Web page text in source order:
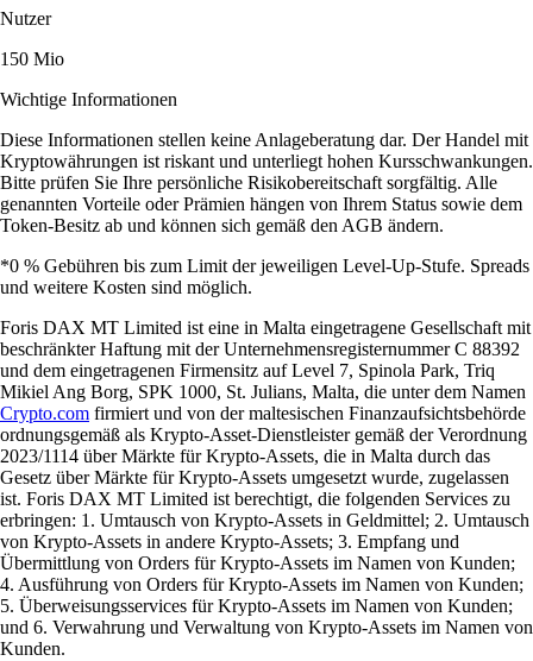
Nutzer
150 Mio
Wichtige Informationen
Diese Informationen stellen keine Anlageberatung dar. Der Handel mit
Kryptowährungen ist riskant und unterliegt hohen Kursschwankungen.
Bitte prüfen Sie Ihre persönliche Risikobereitschaft sorgfältig. Alle
genannten Vorteile oder Prämien hängen von Ihrem Status sowie dem
Token-Besitz ab und können sich gemäß den AGB ändern.
*0 % Gebühren bis zum Limit der jeweiligen Level-Up-Stufe. Spreads
und weitere Kosten sind möglich.
Foris DAX MT Limited ist eine in Malta eingetragene Gesellschaft mit
beschränkter Haftung mit der Unternehmensregisternummer C 88392
und dem eingetragenen Firmensitz auf Level 7, Spinola Park, Triq
Mikiel Ang Borg, SPK 1000, St. Julians, Malta, die unter dem Namen
Crypto.com firmiert und von der maltesischen Finanzaufsichtsbehörde
ordnungsgemäß als Krypto-Asset-Dienstleister gemäß der Verordnung
2023/1114 über Märkte für Krypto-Assets, die in Malta durch das
Gesetz über Märkte für Krypto-Assets umgesetzt wurde, zugelassen
ist. Foris DAX MT Limited ist berechtigt, die folgenden Services zu
erbringen: 1. Umtausch von Krypto-Assets in Geldmittel; 2. Umtausch
von Krypto-Assets in andere Krypto-Assets; 3. Empfang und
Übermittlung von Orders für Krypto-Assets im Namen von Kunden;
4. Ausführung von Orders für Krypto-Assets im Namen von Kunden;
5. Überweisungsservices für Krypto-Assets im Namen von Kunden;
und 6. Verwahrung und Verwaltung von Krypto-Assets im Namen von
Kunden.